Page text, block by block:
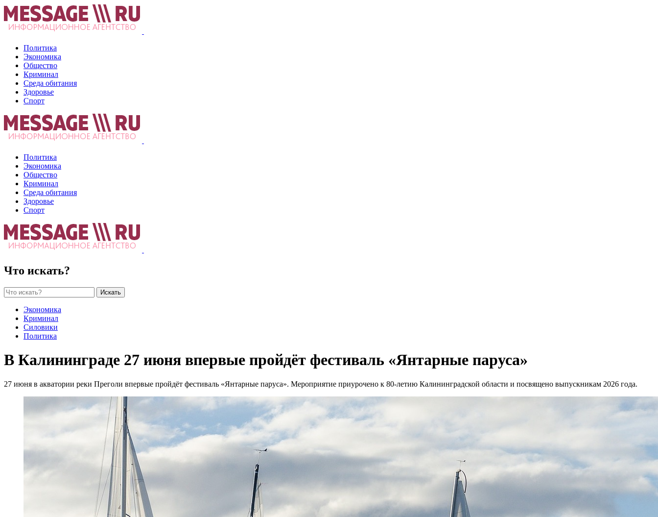
Политика
Экономика
Общество
Криминал
Среда обитания
Здоровье
Спорт
Политика
Экономика
Общество
Криминал
Среда обитания
Здоровье
Спорт
Что искать?
Искать
Экономика
Криминал
Силовики
Политика
В Калининграде 27 июня впервые пройдёт фестиваль «Янтарные паруса»
27 июня в акватории реки Преголи впервые пройдёт фестиваль «Янтарные паруса». Мероприятие приурочено к 80-летию Калининградской области и посвящено выпускникам 2026 года.